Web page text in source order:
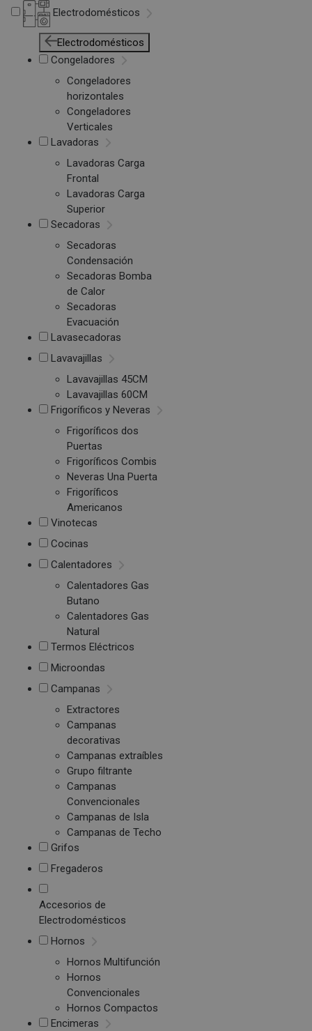
Electrodomésticos
Electrodomésticos
Congeladores
Congeladores
horizontales
Congeladores
Verticales
Lavadoras
Lavadoras Carga
Frontal
Lavadoras Carga
Superior
Secadoras
Secadoras
Condensación
Secadoras Bomba
de Calor
Secadoras
Evacuación
Lavasecadoras
Lavavajillas
Lavavajillas 45CM
Lavavajillas 60CM
Frigoríficos y Neveras
Frigoríficos dos
Puertas
Frigoríficos Combis
Neveras Una Puerta
Frigoríficos
Americanos
Vinotecas
Cocinas
Calentadores
Calentadores Gas
Butano
Calentadores Gas
Natural
Termos Eléctricos
Microondas
Campanas
Extractores
Campanas
decorativas
Campanas extraíbles
Grupo filtrante
Campanas
Convencionales
Campanas de Isla
Campanas de Techo
Grifos
Fregaderos
Accesorios de
Electrodomésticos
Hornos
Hornos Multifunción
Hornos
Convencionales
Hornos Compactos
Encimeras